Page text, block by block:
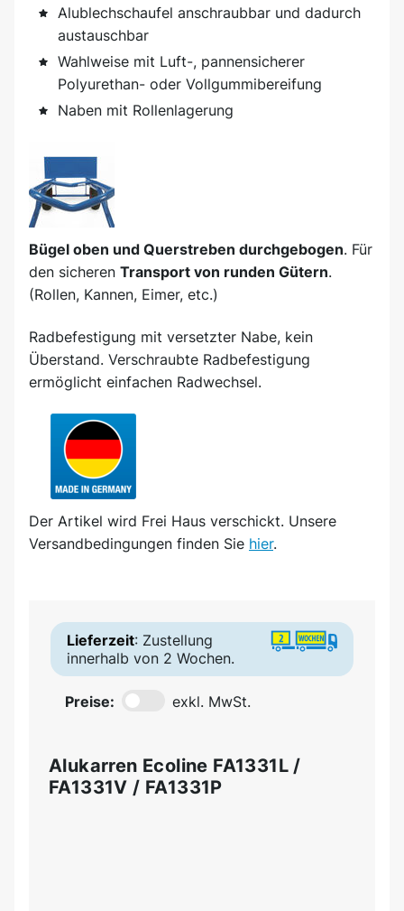
Alublechschaufel anschraubbar und dadurch
austauschbar
Wahlweise mit Luft-, pannensicherer
Polyurethan- oder Vollgummibereifung
Naben mit Rollenlagerung
Bügel oben und Querstreben durchgebogen. Für
den sicheren Transport von runden Gütern.
(Rollen, Kannen, Eimer, etc.)
Radbefestigung mit versetzter Nabe, kein
Überstand. Verschraubte Radbefestigung
ermöglicht einfachen Radwechsel.
Der Artikel wird Frei Haus verschickt. Unsere
Versandbedingungen finden Sie hier.
Lieferzeit: Zustellung
innerhalb von 2 Wochen.
Preise: exkl. MwSt.
Alukarren Ecoline FA1331L /
FA1331V / FA1331P